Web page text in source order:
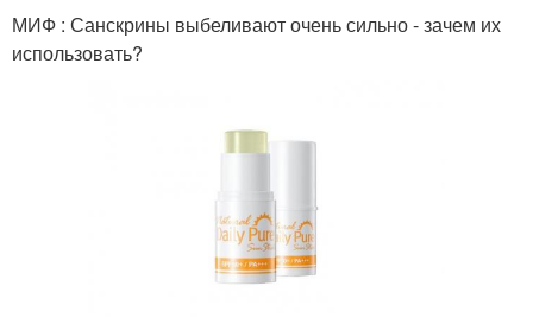
МИФ : Санскрины выбеливают очень сильно - зачем их
использовать?